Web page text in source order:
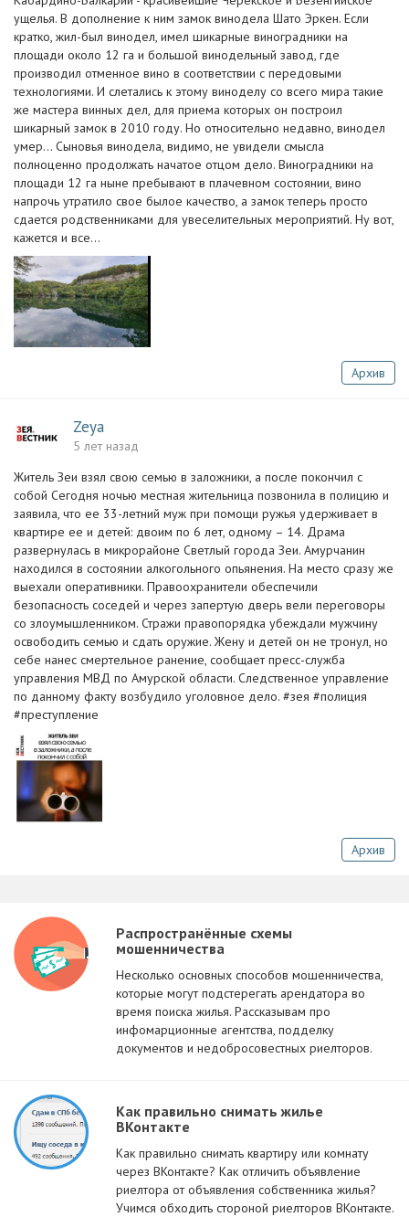
ущелья. В дополнение к ним замок винодела Шато Эркен. Если
кратко, жил-был винодел, имел шикарные виноградники на
площади около 12 га и большой винодельный завод, где
производил отменное вино в соответствии с передовыми
технологиями. И слетались к этому виноделу со всего мира такие
же мастера винных дел, для приема которых он построил
шикарный замок в 2010 году. Но относительно недавно, винодел
умер... Сыновья винодела, видимо, не увидели смысла
полноценно продолжать начатое отцом дело. Виноградники на
площади 12 га ныне пребывают в плачевном состоянии, вино
напрочь утратило свое былое качество, а замок теперь просто
сдается родственниками для увеселительных мероприятий. Ну вот,
кажется и все...
Архив
Zeya
5 лет назад
Житель Зеи взял свою семью в заложники, а после покончил с
собой Сегодня ночью местная жительница позвонила в полицию и
заявила, что ее 33-летний муж при помощи ружья удерживает в
квартире ее и детей: двоим по 6 лет, одному – 14. Драма
развернулась в микрорайоне Светлый города Зеи. Амурчанин
находился в состоянии алкогольного опьянения. На место сразу же
выехали оперативники. Правоохранители обеспечили
безопасность соседей и через запертую дверь вели переговоры
со злоумышленником. Стражи правопорядка убеждали мужчину
освободить семью и сдать оружие. Жену и детей он не тронул, но
себе нанес смертельное ранение, сообщает пресс-служба
управления МВД по Амурской области. Следственное управление
по данному факту возбудило уголовное дело. #зея #полиция
#преступление
Архив
Распространённые схемы
мошенничества
Несколько основных способов мошенничества,
которые могут подстерегать арендатора во
время поиска жилья. Рассказывам про
инфомарционные агентства, подделку
документов и недобросовестных риелторов.
Как правильно снимать жилье
ВКонтакте
Как правильно снимать квартиру или комнату
через ВКонтакте? Как отличить объявление
риелтора от объявления собственника жилья?
Учимся обходить стороной риелторов ВКонтакте.